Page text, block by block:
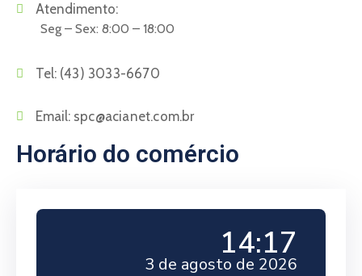
Atendimento:
Seg – Sex: 8:00 – 18:00
Tel: (43) 3033-6670
Email: spc@acianet.com.br
Horário do comércio
14:17
3 de agosto de 2026